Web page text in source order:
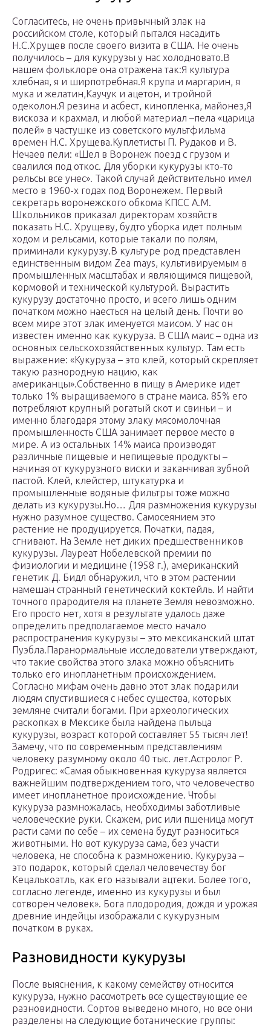
Согласитесь, не очень привычный злак на
российском столе, который пытался насадить
Н.С.Хрущев после своего визита в США. Не очень
получилось – для кукурузы у нас холодновато.В
нашем фольклоре она отражена так:Я культура
хлебная, я и ширпотребная.Я крупа и маргарин, я
мука и желатин,Каучук и ацетон, и тройной
одеколон.Я резина и асбест, кинопленка, майонез,Я
вискоза и крахмал, и любой материал –пела «царица
полей» в частушке из советского мультфильма
времен Н.С. Хрущева.Куплетисты П. Рудаков и В.
Нечаев пели: «Шел в Воронеж поезд с грузом и
свалился под откос. Для уборки кукурузы кто-то
рельсы все унес». Такой случай действительно имел
место в 1960-х годах под Воронежем. Первый
секретарь воронежского обкома КПСС А.М.
Школьников приказал директорам хозяйств
показать Н.С. Хрущеву, будто уборка идет полным
ходом и рельсами, которые такали по полям,
приминали кукурузу.В культуре род представлен
единственным видом Zea mays, культивируемым в
промышленных масштабах и являющимся пищевой,
кормовой и технической культурой. Вырастить
кукурузу достаточно просто, и всего лишь одним
початком можно наесться на целый день. Почти во
всем мире этот злак именуется маисом. У нас он
известен именно как кукуруза. В США маис – одна из
основных сельскохозяйственных культур. Там есть
выражение: «Кукуруза – это клей, который скрепляет
такую разнородную нацию, как
американцы».Собственно в пищу в Америке идет
только 1% выращиваемого в стране маиса. 85% его
потребляют крупный рогатый скот и свиньи – и
именно благодаря этому злаку мясомолочная
промышленность США занимает первое место в
мире. А из остальных 14% маиса производят
различные пищевые и непищевые продукты –
начиная от кукурузного виски и заканчивая зубной
пастой. Клей, клейстер, штукатурка и
промышленные водяные фильтры тоже можно
делать из кукурузы.Но… Для размножения кукурузы
нужно разумное существо. Самосеянием это
растение не продуцируется. Початки, падая,
сгнивают. На Земле нет диких предшественников
кукурузы. Лауреат Нобелевской премии по
физиологии и медицине (1958 г.), американский
генетик Д. Бидл обнаружил, что в этом растении
намешан странный генетический коктейль. И найти
точного прародителя на планете Земля невозможно.
Его просто нет, хотя в результате удалось даже
определить предполагаемое место начало
распространения кукурузы – это мексиканский штат
Пуэбла.Паранормальные исследователи утверждают,
что такие свойства этого злака можно объяснить
только его инопланетным происхождением.
Согласно мифам очень давно этот злак подарили
людям спустившиеся с небес существа, которых
земляне считали богами. При археологических
раскопках в Мексике была найдена пыльца
кукурузы, возраст которой составляет 55 тысяч лет!
Замечу, что по современным представлениям
человеку разумному около 40 тыс. лет.Астролог Р.
Родригес: «Самая обыкновенная кукуруза является
важнейшим подтверждением того, что человечество
имеет инопланетное происхождение. Чтобы
кукуруза размножалась, необходимы заботливые
человеческие руки. Скажем, рис или пшеница могут
расти сами по себе – их семена будут разноситься
животными. Но вот кукуруза сама, без участи
человека, не способна к размножению. Кукуруза –
это подарок, который сделал человечеству бог
Кецалькоатль, как его называли ацтеки. Более того,
согласно легенде, именно из кукурузы и был
сотворен человек». Бога плодородия, дождя и урожая
древние индейцы изображали с кукурузным
початком в руках.
Разновидности кукурузы
После выяснения, к какому семейству относится
кукуруза, нужно рассмотреть все существующие ее
разновидности. Сортов выведено много, но все они
разделены на следующие ботанические группы: